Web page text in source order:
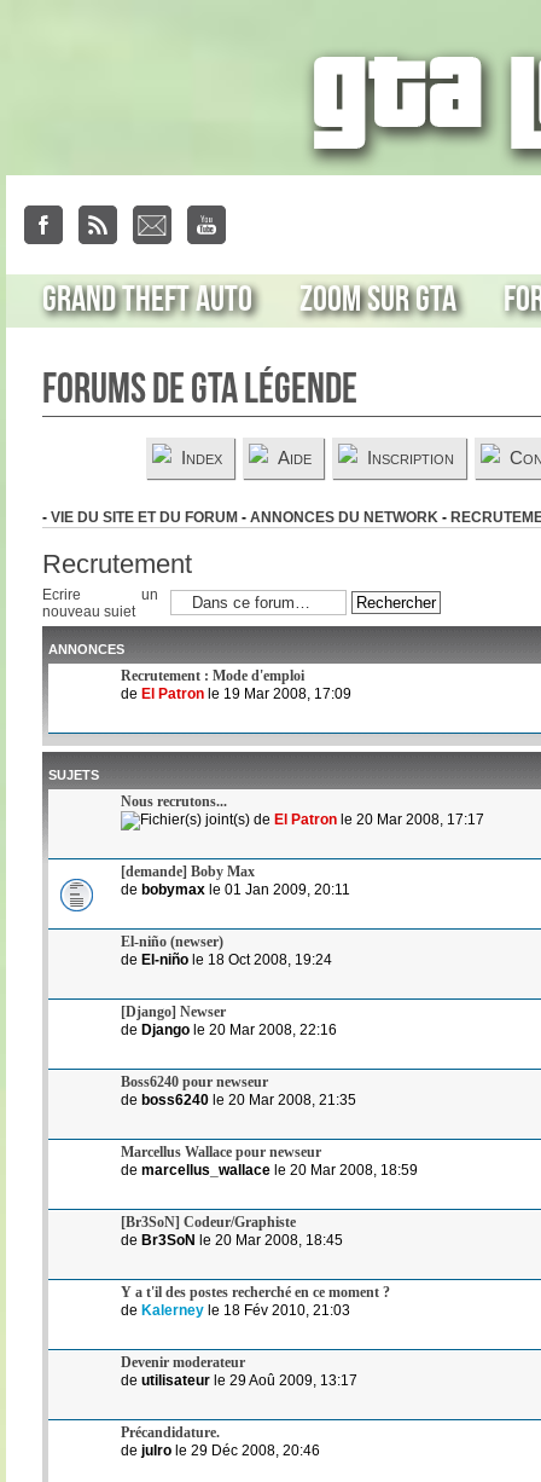
Grand Theft Auto Zoom sur GTA
Forums de GTA Légende
Index Aide Inscription
- VIE DU SITE ET DU FORUM - ANNONCES DU NETWORK -
Recrutement
Ecrire un
nouveau sujet
ANNONCES
Recrutement : Mode d'emploi
de El Patronle 19 Mar 2008, 17:09
SUJETS
Nous recrutons...
de El Patronle 20 Mar 2008, 17:17
[demande] Boby Max
de bobymaxle 01 Jan 2009, 20:11
El-niño (newser)
de El-niñole 18 Oct 2008, 19:24
[Django] Newser
de Djangole 20 Mar 2008, 22:16
Boss6240 pour newseur
de boss6240le 20 Mar 2008, 21:35
Marcellus Wallace pour newseur
de marcellus_wallacele 20 Mar 2008, 18:59
[Br3SoN] Codeur/Graphiste
de Br3SoN le 20 Mar 2008, 18:45
Y a t'il des postes recherché en ce moment ?
de Kalerneyle 18 Fév 2010, 21:03
Devenir moderateur
de utilisateurle 29 Aoû 2009, 13:17
Précandidature.
de julrole 29 Déc 2008, 20:46